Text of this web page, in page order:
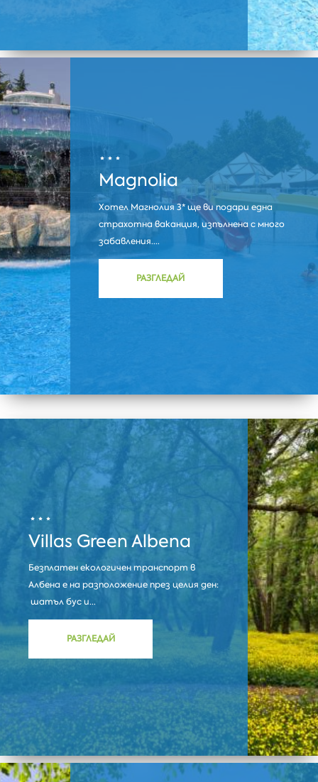
Magnolia
Хотел Магнолия 3* ще ви подари една
страхотна ваканция, изпълнена с много
забавления....
РАЗГЛЕДАЙ
Villas Green Albena
Безплатен екологичен транспорт в
Албена е на разположение през целия ден:
шатъл бус и...
РАЗГЛЕДАЙ